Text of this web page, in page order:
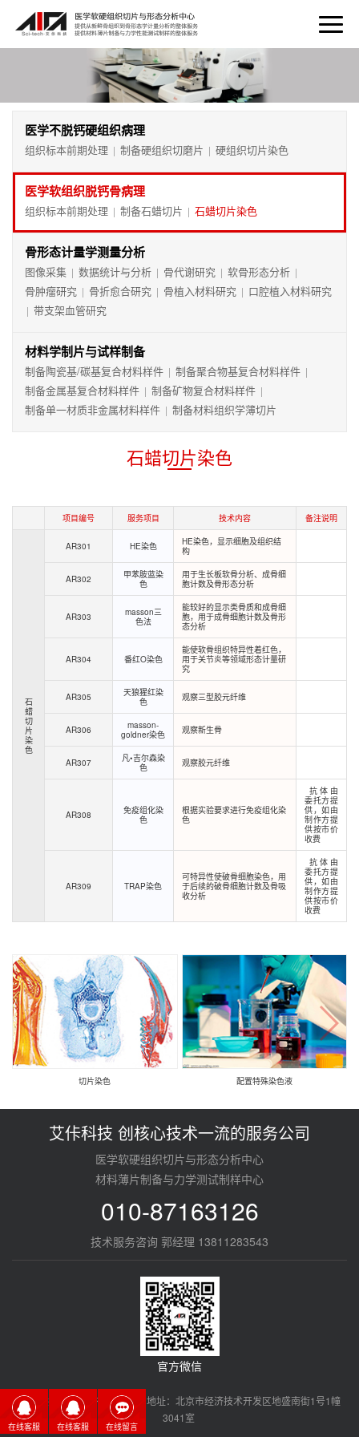
医学不脱钙硬组织病理
组织标本前期处理 | 制备硬组织切磨片 | 硬组织切片染色
医学软组织脱钙骨病理
组织标本前期处理 | 制备石蜡切片 | 石蜡切片染色
骨形态计量学测量分析
图像采集 | 数据统计与分析 | 骨代谢研究 | 软骨形态分析 |
骨肿瘤研究 | 骨折愈合研究 | 骨植入材料研究 | 口腔植入材料研究
| 带支架血管研究
材料学制片与试样制备
制备陶瓷基/碳基复合材料样件 | 制备聚合物基复合材料样件 |
制备金属基复合材料样件 | 制备矿物复合材料样件 |
制备单一材质非金属材料样件 | 制备材料组织学薄切片
石蜡切片染色
项目编号 服务项目 技术内容 备注说明
石
蜡
切
片
染
色
AR301 HE染色
HE染色，显示细胞及组织结
构
AR302
甲苯胺蓝染
色
用于生长板软骨分析、成骨细
胞计数及骨形态分析
AR303
masson三
色法
能较好的显示类骨质和成骨细
胞，用于成骨细胞计数及骨形
态分析
AR304 番红O染色
能使软骨组织特异性着红色，
用于关节炎等领域形态计量研
究
AR305
天狼猩红染
色
观察三型胶元纤维
AR306
masson-
goldner染色
观察新生骨
AR307
凡•吉尔森染
色
观察胶元纤维
AR308
免疫组化染
色
根据实验要求进行免疫组化染
色
抗体由
委托方提
供，如由
制作方提
供按市价
收费
AR309 TRAP染色
可特异性使破骨细胞染色，用
于后续的破骨细胞计数及骨吸
收分析
抗体由
委托方提
供，如由
制作方提
供按市价
收费
切片染色 配置特殊染色液
艾佧科技 创核心技术一流的服务公司
医学软硬组织切片与形态分析中心
材料薄片制备与力学测试制样中心
010-87163126
技术服务咨询 郭经理 13811283543
官方微信
艾佧科技（北京）有限公司 地址：北京市经济技术开发区地盛南街1号1幢
3041室
在线客服 在线客服 在线留言